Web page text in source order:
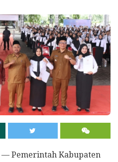
— Pemerintah Kabupaten